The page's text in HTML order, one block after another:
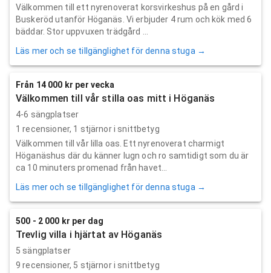
Välkommen till ett nyrenoverat korsvirkeshus på en gård i
Buskeröd utanför Höganäs. Vi erbjuder 4 rum och kök med 6
bäddar. Stor uppvuxen trädgård ...
Läs mer och se tillgänglighet för denna stuga →
Från 14 000 kr per vecka
Välkommen till vår stilla oas mitt i Höganäs
4-6 sängplatser
1 recensioner, 1 stjärnor i snittbetyg
Välkommen till vår lilla oas. Ett nyrenoverat charmigt
Höganäshus där du känner lugn och ro samtidigt som du är
ca 10 minuters promenad från havet...
Läs mer och se tillgänglighet för denna stuga →
500 - 2 000 kr per dag
Trevlig villa i hjärtat av Höganäs
5 sängplatser
9 recensioner, 5 stjärnor i snittbetyg